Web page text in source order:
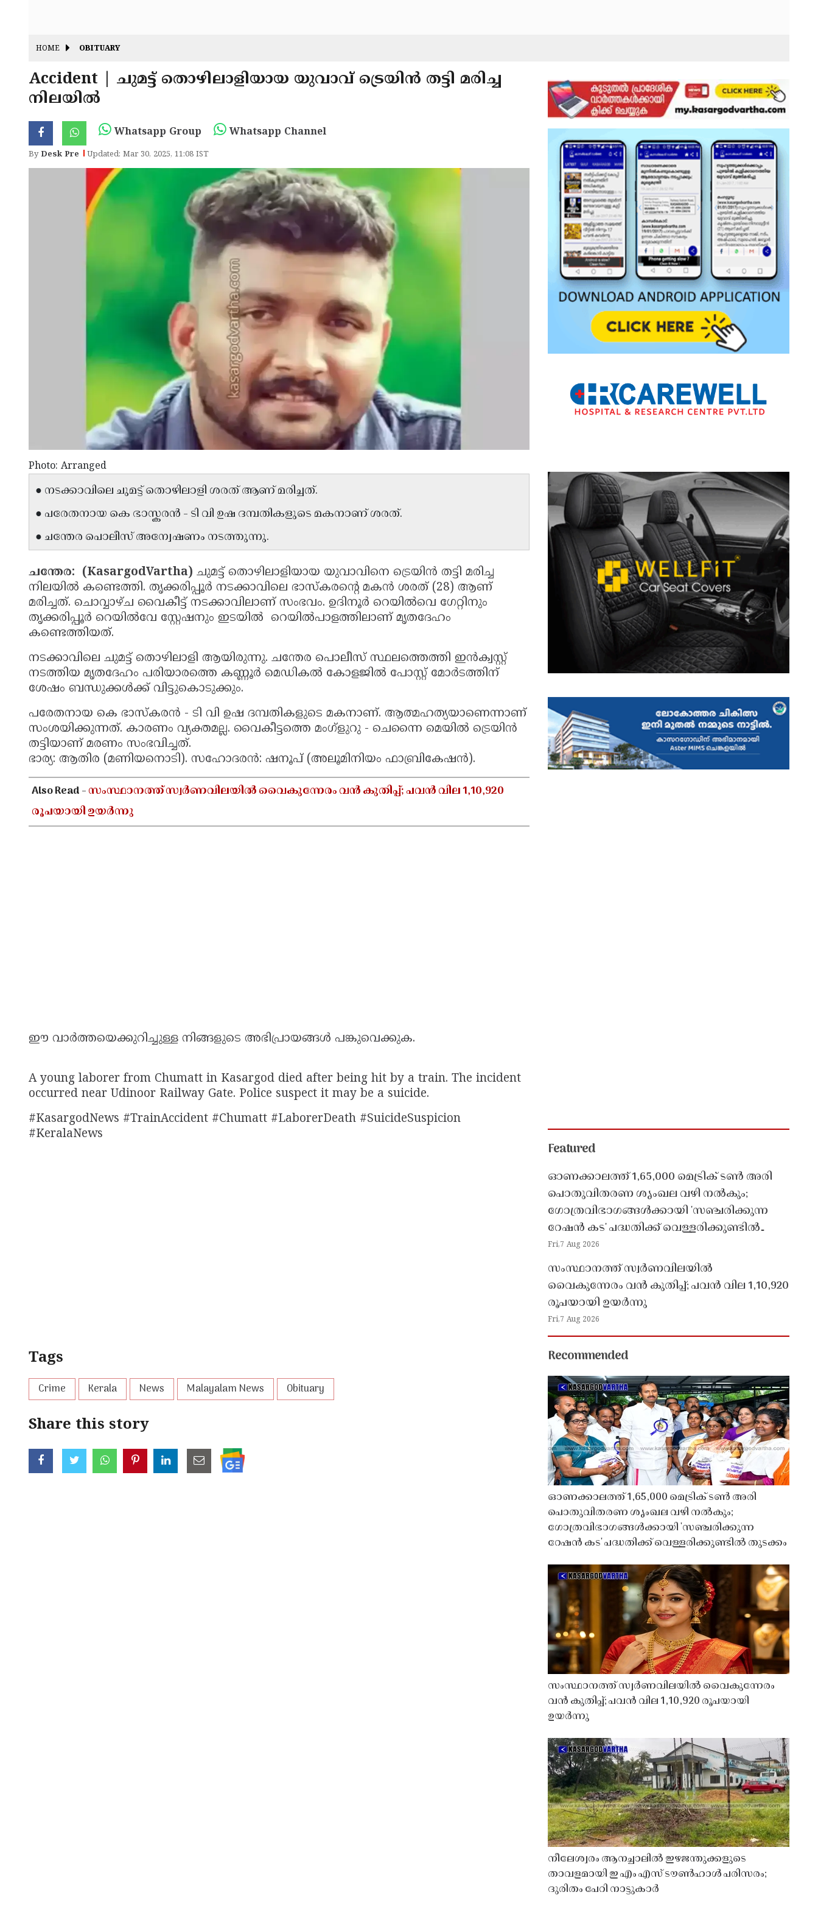
HOME OBITUARY
Accident | ചുമട്ട് തൊഴിലാളിയായ യുവാവ് ട്രെയിൻ തട്ടി മരിച്ച
നിലയിൽ
Whatsapp Group Whatsapp Channel
ByDesk Pre Updated: Mar 30, 2025, 11:08 IST
Photo: Arranged
● നടക്കാവിലെ ചുമട്ട് തൊഴിലാളി ശരത് ആണ് മരിച്ചത്.
● പരേതനായ കെ ഭാസ്കരൻ - ടി വി ഉഷ ദമ്പതികളുടെ മകനാണ് ശരത്.
● ചന്തേര പൊലീസ് അന്വേഷണം നടത്തുന്നു.
ചന്തേര: (KasargodVartha) ചുമട്ട് തൊഴിലാളിയായ യുവാവിനെ ട്രെയിൻ തട്ടി മരിച്ച
നിലയിൽ കണ്ടെത്തി. തൃക്കരിപ്പൂർ നടക്കാവിലെ ഭാസ്കരൻ്റെ മകൻ ശരത് (28) ആണ്
മരിച്ചത്. ചൊവ്വാഴ്ച വൈകീട്ട് നടക്കാവിലാണ് സംഭവം. ഉദിനൂർ റെയിൽവെ ഗേറ്റിനും
തൃക്കരിപ്പൂർ റെയിൽവേ സ്റ്റേഷനും ഇടയിൽ റെയിൽപാളത്തിലാണ് മൃതദേഹം
കണ്ടെത്തിയത്.
നടക്കാവിലെ ചുമട്ട് തൊഴിലാളി ആയിരുന്നു. ചന്തേര പൊലീസ് സ്ഥലത്തെത്തി ഇൻക്വസ്റ്റ്
നടത്തിയ മൃതദേഹം പരിയാരത്തെ കണ്ണൂർ മെഡികൽ കോളജിൽ പോസ്റ്റ് മോർടത്തിന്
ശേഷം ബന്ധുക്കൾക്ക് വിട്ടുകൊടുക്കും.
പരേതനായ കെ ഭാസ്കരൻ - ടി വി ഉഷ ദമ്പതികളുടെ മകനാണ്. ആത്മഹത്യയാണെന്നാണ്
സംശയിക്കുന്നത്. കാരണം വ്യക്തമല്ല. വൈകീട്ടത്തെ മംഗ്ളുറു - ചെന്നൈ മെയിൽ ട്രെയിൻ
തട്ടിയാണ് മരണം സംഭവിച്ചത്.
ഭാര്യ: ആതിര (മണിയനൊടി). സഹോദരൻ: ഷനൂപ് (അലൂമിനിയം ഫാബ്രികേഷൻ).
Also Read -സംസ്ഥാനത്ത് സ്വർണവിലയിൽ വൈകുന്നേരം വൻ കുതിപ്പ്; പവൻ വില 1,10,920
രൂപയായി ഉയർന്നു
ഈ വാർത്തയെക്കുറിച്ചുള്ള നിങ്ങളുടെ അഭിപ്രായങ്ങൾ പങ്കുവെക്കുക.
A young laborer from Chumatt in Kasargod died after being hit by a train. The incident
occurred near Udinoor Railway Gate. Police suspect it may be a suicide.
#KasargodNews #TrainAccident #Chumatt #LaborerDeath #SuicideSuspicion
#KeralaNews
Tags
Crime Kerala News Malayalam News Obituary
Share this story
Featured
ഓണക്കാലത്ത് 1,65,000 മെട്രിക് ടൺ അരി
പൊതുവിതരണ ശൃംഖല വഴി നൽകും;
ഗോത്രവിഭാഗങ്ങൾക്കായി 'സഞ്ചരിക്കുന്ന
റേഷൻ കട' പദ്ധതിക്ക് വെള്ളരിക്കുണ്ടിൽ
തുടക്കം
Fri,7 Aug 2026
സംസ്ഥാനത്ത് സ്വർണവിലയിൽ
വൈകുന്നേരം വൻ കുതിപ്പ്; പവൻ വില 1,10,920
രൂപയായി ഉയർന്നു
Fri,7 Aug 2026
Recommended
ഓണക്കാലത്ത് 1,65,000 മെട്രിക് ടൺ അരി
പൊതുവിതരണ ശൃംഖല വഴി നൽകും;
ഗോത്രവിഭാഗങ്ങൾക്കായി 'സഞ്ചരിക്കുന്ന
റേഷൻ കട' പദ്ധതിക്ക് വെള്ളരിക്കുണ്ടിൽ തുടക്കം
സംസ്ഥാനത്ത് സ്വർണവിലയിൽ വൈകുന്നേരം
വൻ കുതിപ്പ്; പവൻ വില 1,10,920 രൂപയായി
ഉയർന്നു
നീലേശ്വരം ആനച്ചാലിൽ ഇഴജന്തുക്കളുടെ
താവളമായി ഇ എം എസ് ടൗൺഹാൾ പരിസരം;
ദുരിതം പേറി നാട്ടുകാർ